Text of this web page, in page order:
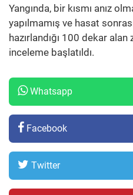
Yangında, bir kısmı anız
yapılmamış ve hasat
hazırlandığı 100 dekar
inceleme başlatıldı.
Whatsapp
Facebook
Twitter